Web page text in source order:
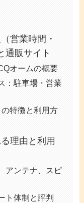
営業時間・
通販サイト
オームの概要
：駐車場・営業
特徴と利用方
理由と利用
アンテナ、スピ
ト体制と評判